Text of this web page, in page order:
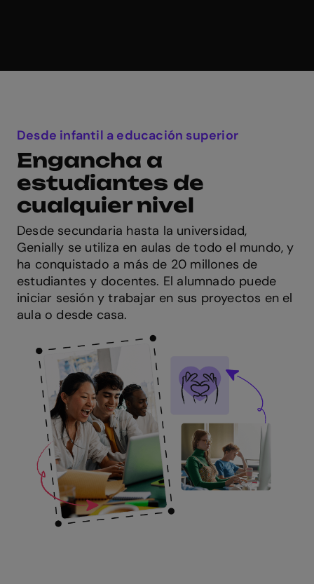
Desde infantil a educación superior
Engancha a
estudiantes de
cualquier nivel
Desde secundaria hasta la universidad,
Genially se utiliza en aulas de todo el mundo, y
ha conquistado a más de 20 millones de
estudiantes y docentes. El alumnado puede
iniciar sesión y trabajar en sus proyectos en el
aula o desde casa.